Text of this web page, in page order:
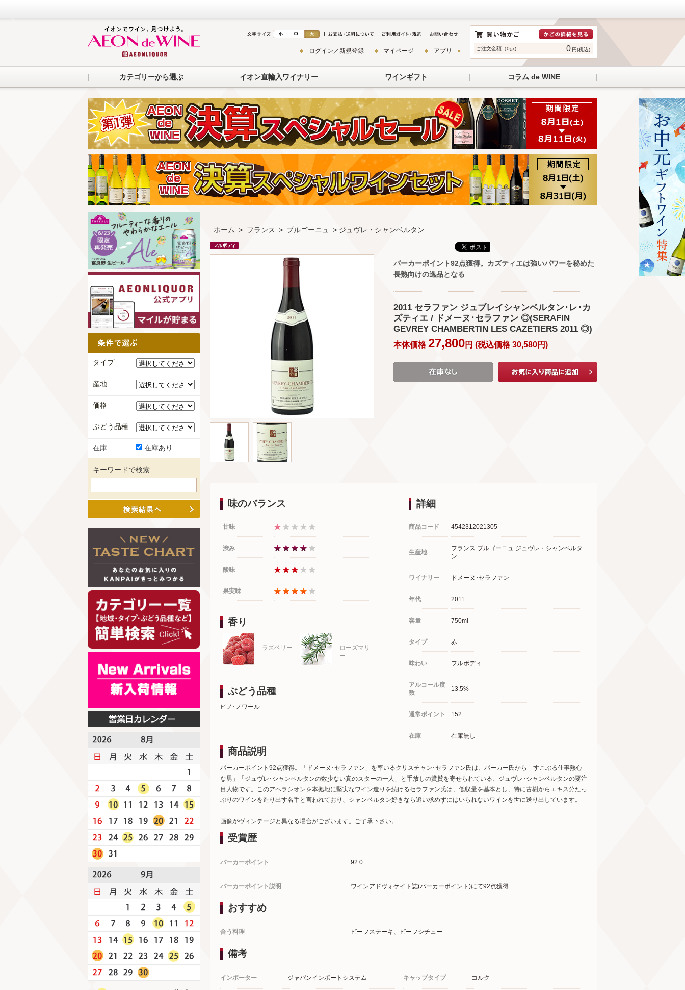
ご注文金額（0点) 0 円(税込)
ログイン／新規登録 マイページ アプリ
カテゴリーから選ぶ イオン直輸入ワイナリー ワインギフト コラム de WINE
ホーム > フランス > ブルゴーニュ > ジュヴレ・シャンベルタン
パーカーポイント92点獲得。カズティエは強いパワーを秘めた
長熟向けの逸品となる
2011 セラファン ジュブレイシャンベルタン･レ･カ
ズティエ / ドメーヌ･セラファン ◎(SERAFIN
GEVREY CHAMBERTIN LES CAZETIERS 2011 ◎)
本体価格27,800円 (税込価格30,580円)
詳細
商品コード 4542312021305
生産地
フランス ブルゴーニュ ジュヴレ・シャンベルタ
ン
ワイナリー ドメーヌ･セラファン
年代 2011
容量 750ml
タイプ 赤
味わい フルボディ
アルコール度
数
13.5%
通常ポイント 152
在庫 在庫無し
味のバランス
甘味
渋み
酸味
果実味
香り
ラズベリー
ローズマリ
ー
ぶどう品種
ピノ･ノワール
商品説明
パーカーポイント92点獲得。「ドメーヌ･セラファン」を率いるクリスチャン･セラファン氏は、パーカー氏から「すこぶる仕事熱心
な男」「ジュヴレ･シャンベルタンの数少ない真のスターの一人」と手放しの賞賛を寄せられている、ジュヴレ･シャンベルタンの要注
目人物です。このアペラシオンを本拠地に堅実なワイン造りを続けるセラファン氏は、低収量を基本とし、特に古樹からエキス分たっ
ぷりのワインを造り出す名手と言われており、シャンベルタン好きなら追い求めずにはいられないワインを世に送り出しています。
画像がヴィンテージと異なる場合がございます。ご了承下さい。
受賞歴
パーカーポイント 92.0
パーカーポイント説明 ワインアドヴォケイト誌(パーカーポイント)にて92点獲得
おすすめ
合う料理 ビーフステーキ、ビーフシチュー
備考
インポーター ジャパンインポートシステム キャップタイプ コルク
タイプ
産地
価格
ぶどう品種
在庫 在庫あり
キーワードで検索